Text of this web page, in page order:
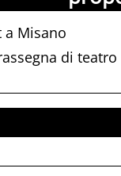
a Misano
di